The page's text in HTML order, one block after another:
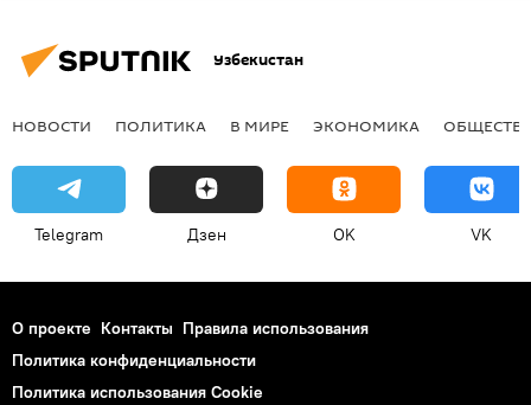
Узбекистан
НОВОСТИ ПОЛИТИКА В МИРЕ ЭКОНОМИКА
Telegram Дзен OK VK
О проекте Контакты Правила использования
Политика конфиденциальности
Политика использования Cookie